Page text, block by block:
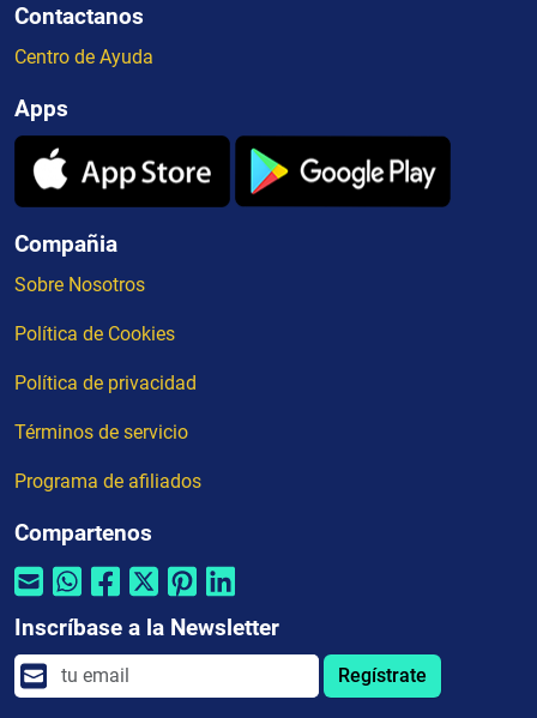
Contactanos
Centro de Ayuda
Apps
Compañia
Sobre Nosotros
Política de Cookies
Política de privacidad
Términos de servicio
Programa de afiliados
Compartenos
Inscríbase a la Newsletter
Regístrate